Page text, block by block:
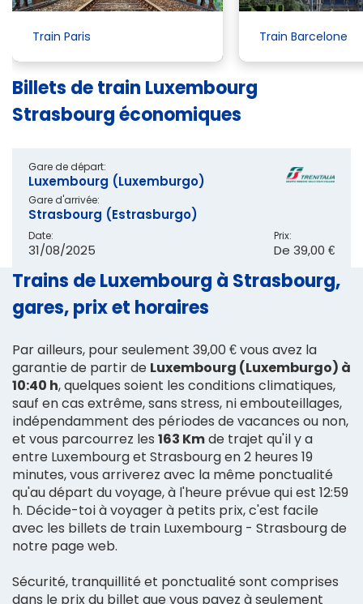
Train Paris Train Barcelone
Billets de train Luxembourg
Strasbourg économiques
Gare de départ:
Luxembourg (Luxemburgo)
Gare d'arrivée:
Strasbourg (Estrasburgo)
Date:
31/08/2025
Prix:
De 39,00 €
Trains de Luxembourg à Strasbourg,
gares, prix et horaires
Par ailleurs, pour seulement 39,00 € vous avez la
garantie de partir de Luxembourg (Luxemburgo) à
10:40 h, quelques soient les conditions climatiques,
sauf en cas extrême, sans stress, ni embouteillages,
indépendamment des périodes de vacances ou non,
et vous parcourrez les 163 Kmde trajet qu'il y a
entre Luxembourg et Strasbourg en 2 heures 19
minutes, vous arriverez avec la même ponctualité
qu'au départ du voyage, à l'heure prévue qui est 12:59
h. Décide-toi à voyager à petits prix, c'est facile
avec les billets de train Luxembourg - Strasbourg de
notre page web.
Sécurité, tranquillité et ponctualité sont comprises
dans le prix du billet que vous payez à seulement